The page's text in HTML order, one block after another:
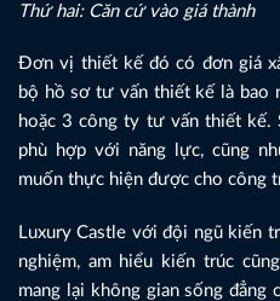
Thứ hai: Căn cứ vào giá thành
Đơn vị thiết kế đó có đơn giá
bộ hồ sơ tư vấn thiết kế là bao
hoặc 3 công ty tư vấn thiết kế.
phù hợp với năng lực, cũng
muốn thực hiện được cho công
Luxury Castle với đội ngũ kiến
nghiệm, am hiểu kiến trúc
mang lại không gian sống